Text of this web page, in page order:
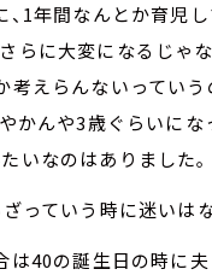
、1年間なんとか育児
らに大変になるじゃ
考えらんないってい
かんや3歳ぐらいにな
いなのはありました｡
っていう時に迷いは
は40の誕生日の時に